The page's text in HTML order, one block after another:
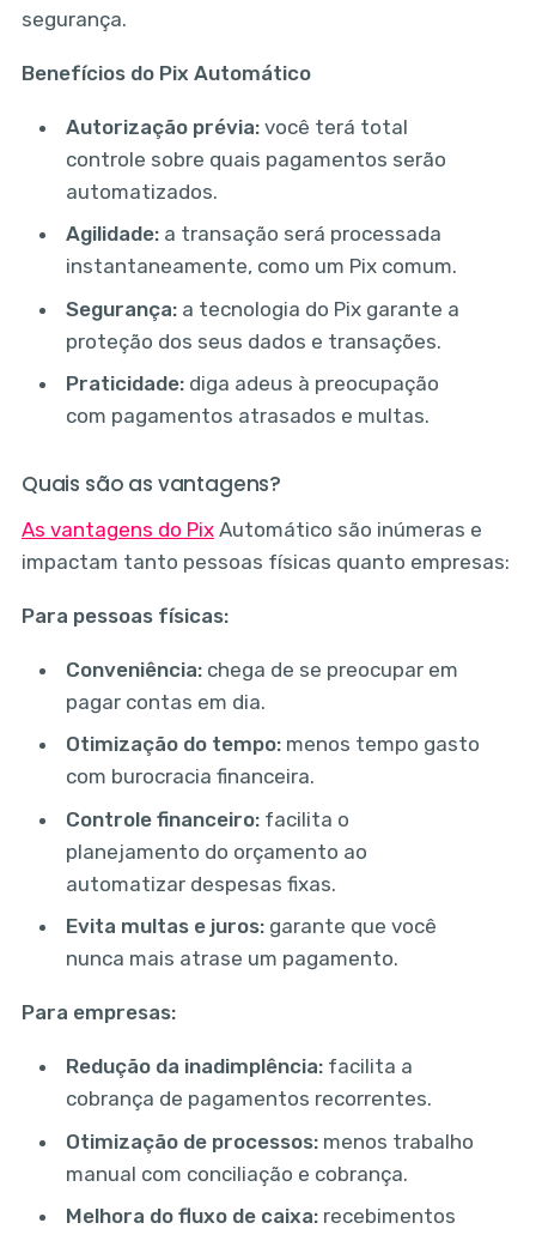
segurança.
Benefícios do Pix Automático
Autorização prévia: você terá total
controle sobre quais pagamentos serão
automatizados.
Agilidade: a transação será processada
instantaneamente, como um Pix comum.
Segurança: a tecnologia do Pix garante a
proteção dos seus dados e transações.
Praticidade: diga adeus à preocupação
com pagamentos atrasados e multas.
Quais são as vantagens?
As vantagens do PixAutomático são inúmeras e
impactam tanto pessoas físicas quanto empresas:
Para pessoas físicas:
Conveniência: chega de se preocupar em
pagar contas em dia.
Otimização do tempo: menos tempo gasto
com burocracia financeira.
Controle financeiro: facilita o
planejamento do orçamento ao
automatizar despesas fixas.
Evita multas e juros: garante que você
nunca mais atrase um pagamento.
Para empresas:
Redução da inadimplência: facilita a
cobrança de pagamentos recorrentes.
Otimização de processos: menos trabalho
manual com conciliação e cobrança.
Melhora do fluxo de caixa: recebimentos